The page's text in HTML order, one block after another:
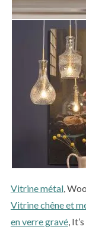
Vitrine métal,
Vitrine chêne et
en verre gravé,